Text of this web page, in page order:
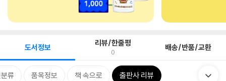
도서정보 리뷰/한줄평
0 배송/반품/교환
류 품목정보 책 속으로 출판사 리뷰